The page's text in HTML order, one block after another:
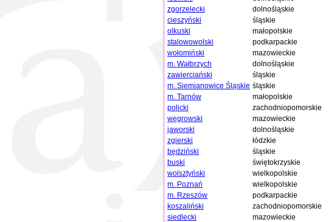
zgorzelecki
dolnośląskie
cieszyński
śląskie
olkuski
małopolskie
stalowowolski
podkarpackie
wołomiński
mazowieckie
m. Wałbrzych
dolnośląskie
zawierciański
śląskie
m. Siemianowice Śląskie śląskie
m. Tarnów
małopolskie
policki
zachodniopomorskie
węgrowski
mazowieckie
jaworski
dolnośląskie
zgierski
łódzkie
będziński
śląskie
buski
świętokrzyskie
wolsztyński
wielkopolskie
m. Poznań
wielkopolskie
m. Rzeszów
podkarpackie
koszaliński
zachodniopomorskie
siedlecki
mazowieckie